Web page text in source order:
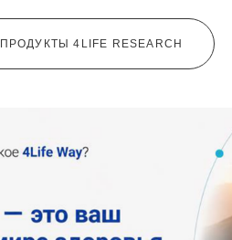
ПРОДУКТЫ 4LIFE RESEARCH